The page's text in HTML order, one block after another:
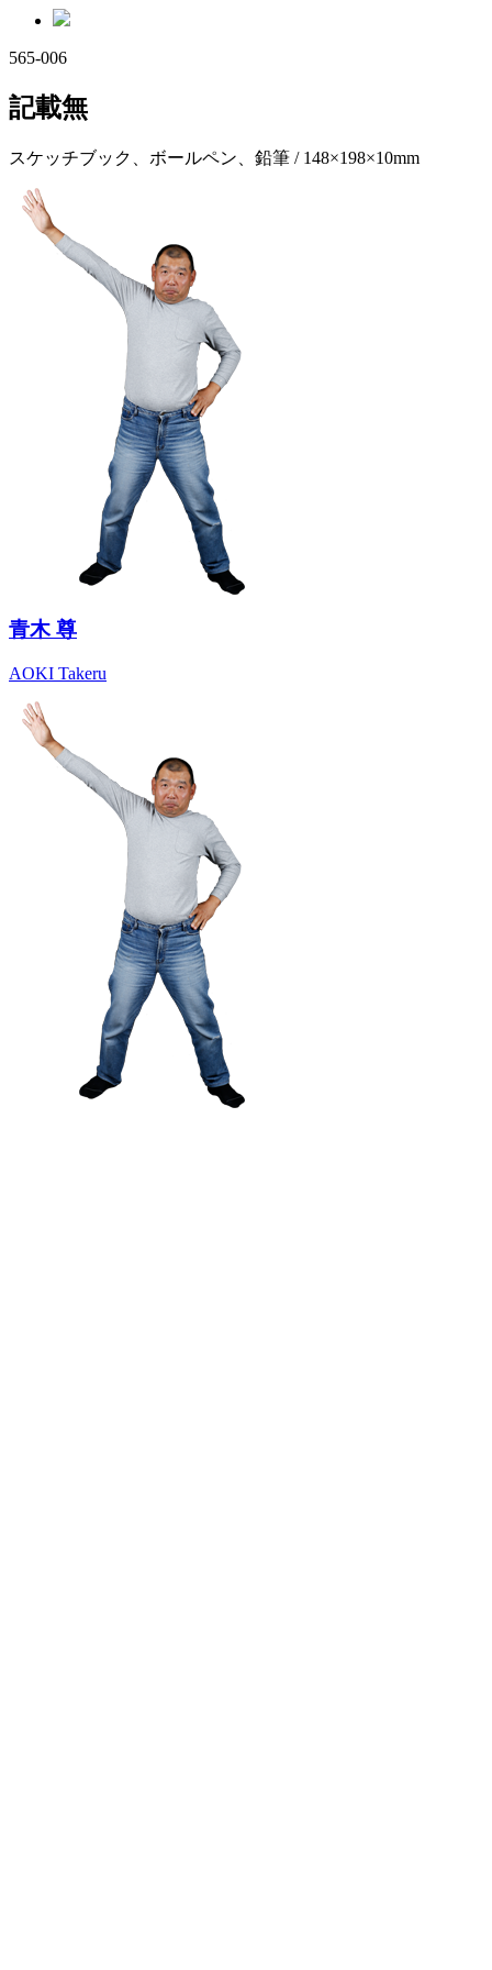
565-006
記載無
スケッチブック、ボールペン、鉛筆 / 148×198×10mm
青木 尊
AOKI Takeru